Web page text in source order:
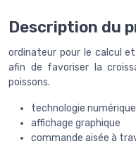
Description du
ordinateur pour le calcul
afin de favoriser la
poissons.
technologie
affichage graphique
commande aisée à